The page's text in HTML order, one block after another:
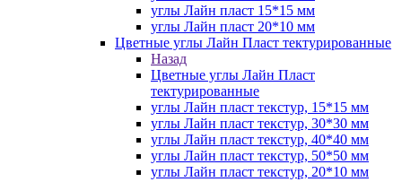
углы Лайн пласт 15*15 мм
углы Лайн пласт 20*10 мм
Цветные углы Лайн Пласт тектурированные
Назад
Цветные углы Лайн Пласт
тектурированные
углы Лайн пласт текстур, 15*15 мм
углы Лайн пласт текстур, 30*30 мм
углы Лайн пласт текстур, 40*40 мм
углы Лайн пласт текстур, 50*50 мм
углы Лайн пласт текстур, 20*10 мм